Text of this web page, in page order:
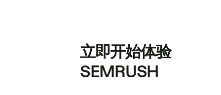
立即开始体验
SEMRUSH